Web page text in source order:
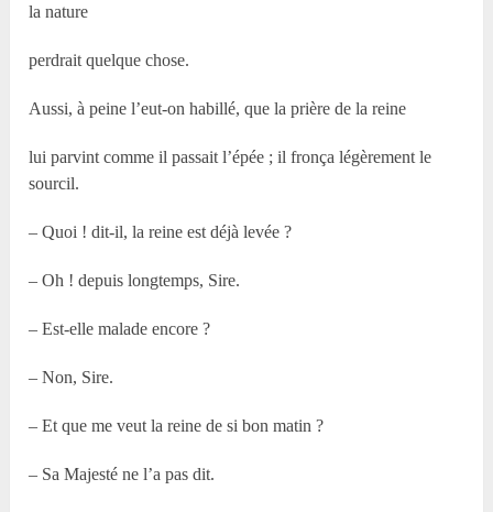
la nature
perdrait quelque chose.
Aussi, à peine l’eut-on habillé, que la prière de la reine
lui parvint comme il passait l’épée ; il fronça légèrement le
sourcil.
– Quoi ! dit-il, la reine est déjà levée ?
– Oh ! depuis longtemps, Sire.
– Est-elle malade encore ?
– Non, Sire.
– Et que me veut la reine de si bon matin ?
– Sa Majesté ne l’a pas dit.